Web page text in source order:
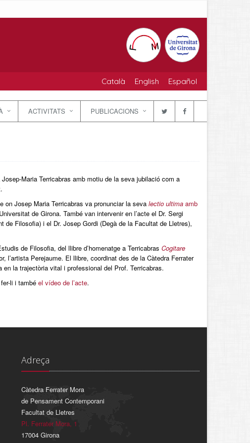
Català English Español
ACTIVITATS PUBLICACIONS
Maria Terricabras amb motiu de la seva jubilació com a
on Josep Maria Terricabras va pronunciar la seva lectio ultimaamb
de Girona. També van intervenir en l’acte el Dr. Sergi
Filosofia) i el Dr. Josep Gordi (Degà de la Facultat de Lletres),
de Filosofia, del llibre d’homenatge a Terricabras Cogitare
l’artista Perejaume. El llibre, coordinat des de la Càtedra Ferrater
la trajectòria vital i professional del Prof. Terricabras.
li i també el vídeo de l’acte.
Adreça
Càtedra Ferrater Mora
de Pensament Contemporani
Facultat de Lletres
Pl. Ferrater Mora, 1
17004 Girona